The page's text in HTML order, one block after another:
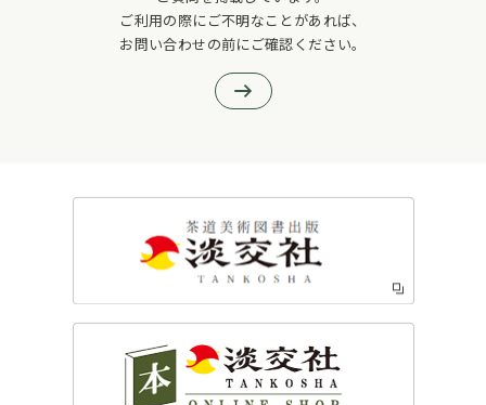
ご利用の際にご不明なことがあれば、
お問い合わせの前にご確認ください。